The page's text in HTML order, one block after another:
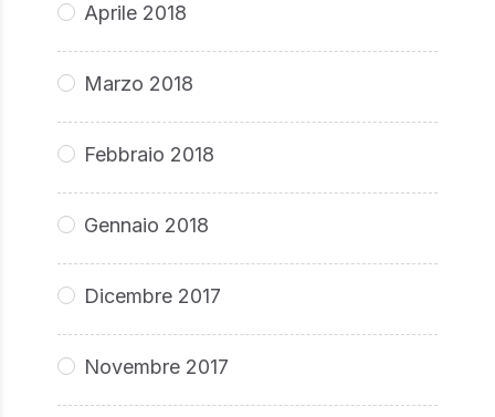
Aprile 2018
Marzo 2018
Febbraio 2018
Gennaio 2018
Dicembre 2017
Novembre 2017